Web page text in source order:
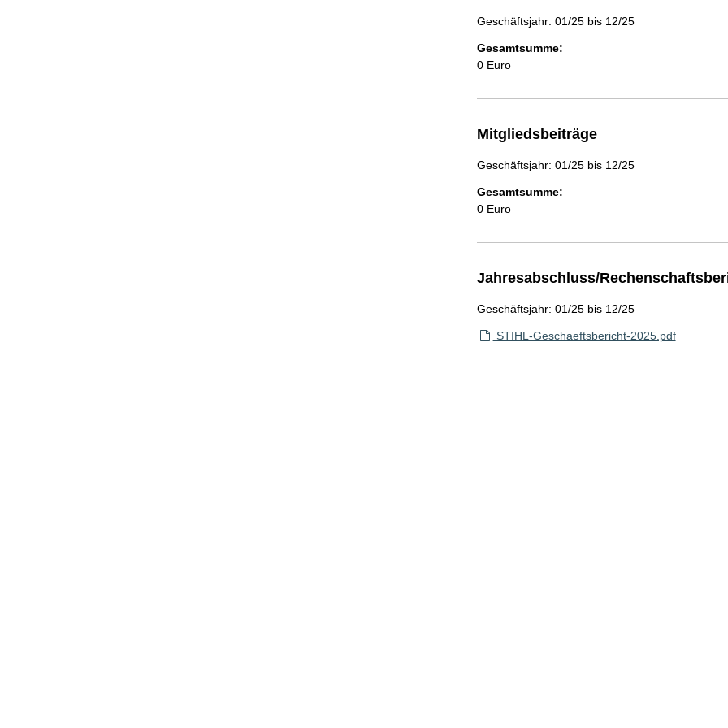
Geschäftsjahr: 01/25 bis 12/25
Gesamtsumme:
0 Euro
Mitgliedsbeiträge
Geschäftsjahr: 01/25 bis 12/25
Gesamtsumme:
0 Euro
Jahresabschluss/
Geschäftsjahr: 01/25 bis 12/25
STIHL-Geschaeftsbericht-2025.pdf